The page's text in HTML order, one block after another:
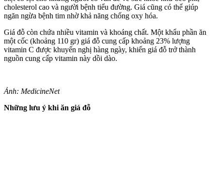
cholesterol cao và người bệnh tiểu đường. Giá cũng có thể giúp
ngăn ngừa bệnh tim nhờ khả năng chống oxy hóa.
Giá đỗ còn chứa nhiều vitamin và khoáng chất. Một khẩu phần ăn
một cốc (khoảng 110 gr) giá đỗ cung cấp khoảng 23% lượng
vitamin C được khuyến nghị hàng ngày, khiến giá đỗ trở thành
nguồn cung cấp vitamin này dồi dào.
Ảnh: MedicineNet
Những lưu ý khi ăn giá đỗ